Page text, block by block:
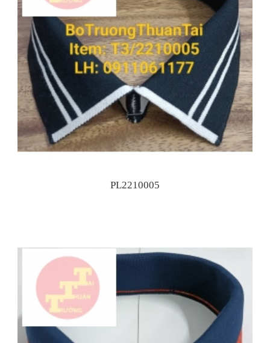
PL2210005